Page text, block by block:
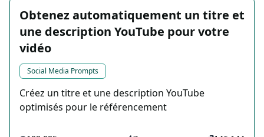
Obtenez automatiquement un titre et
une description YouTube pour votre
vidéo
Social Media Prompts
Créez un titre et une description YouTube
optimisés pour le référencement